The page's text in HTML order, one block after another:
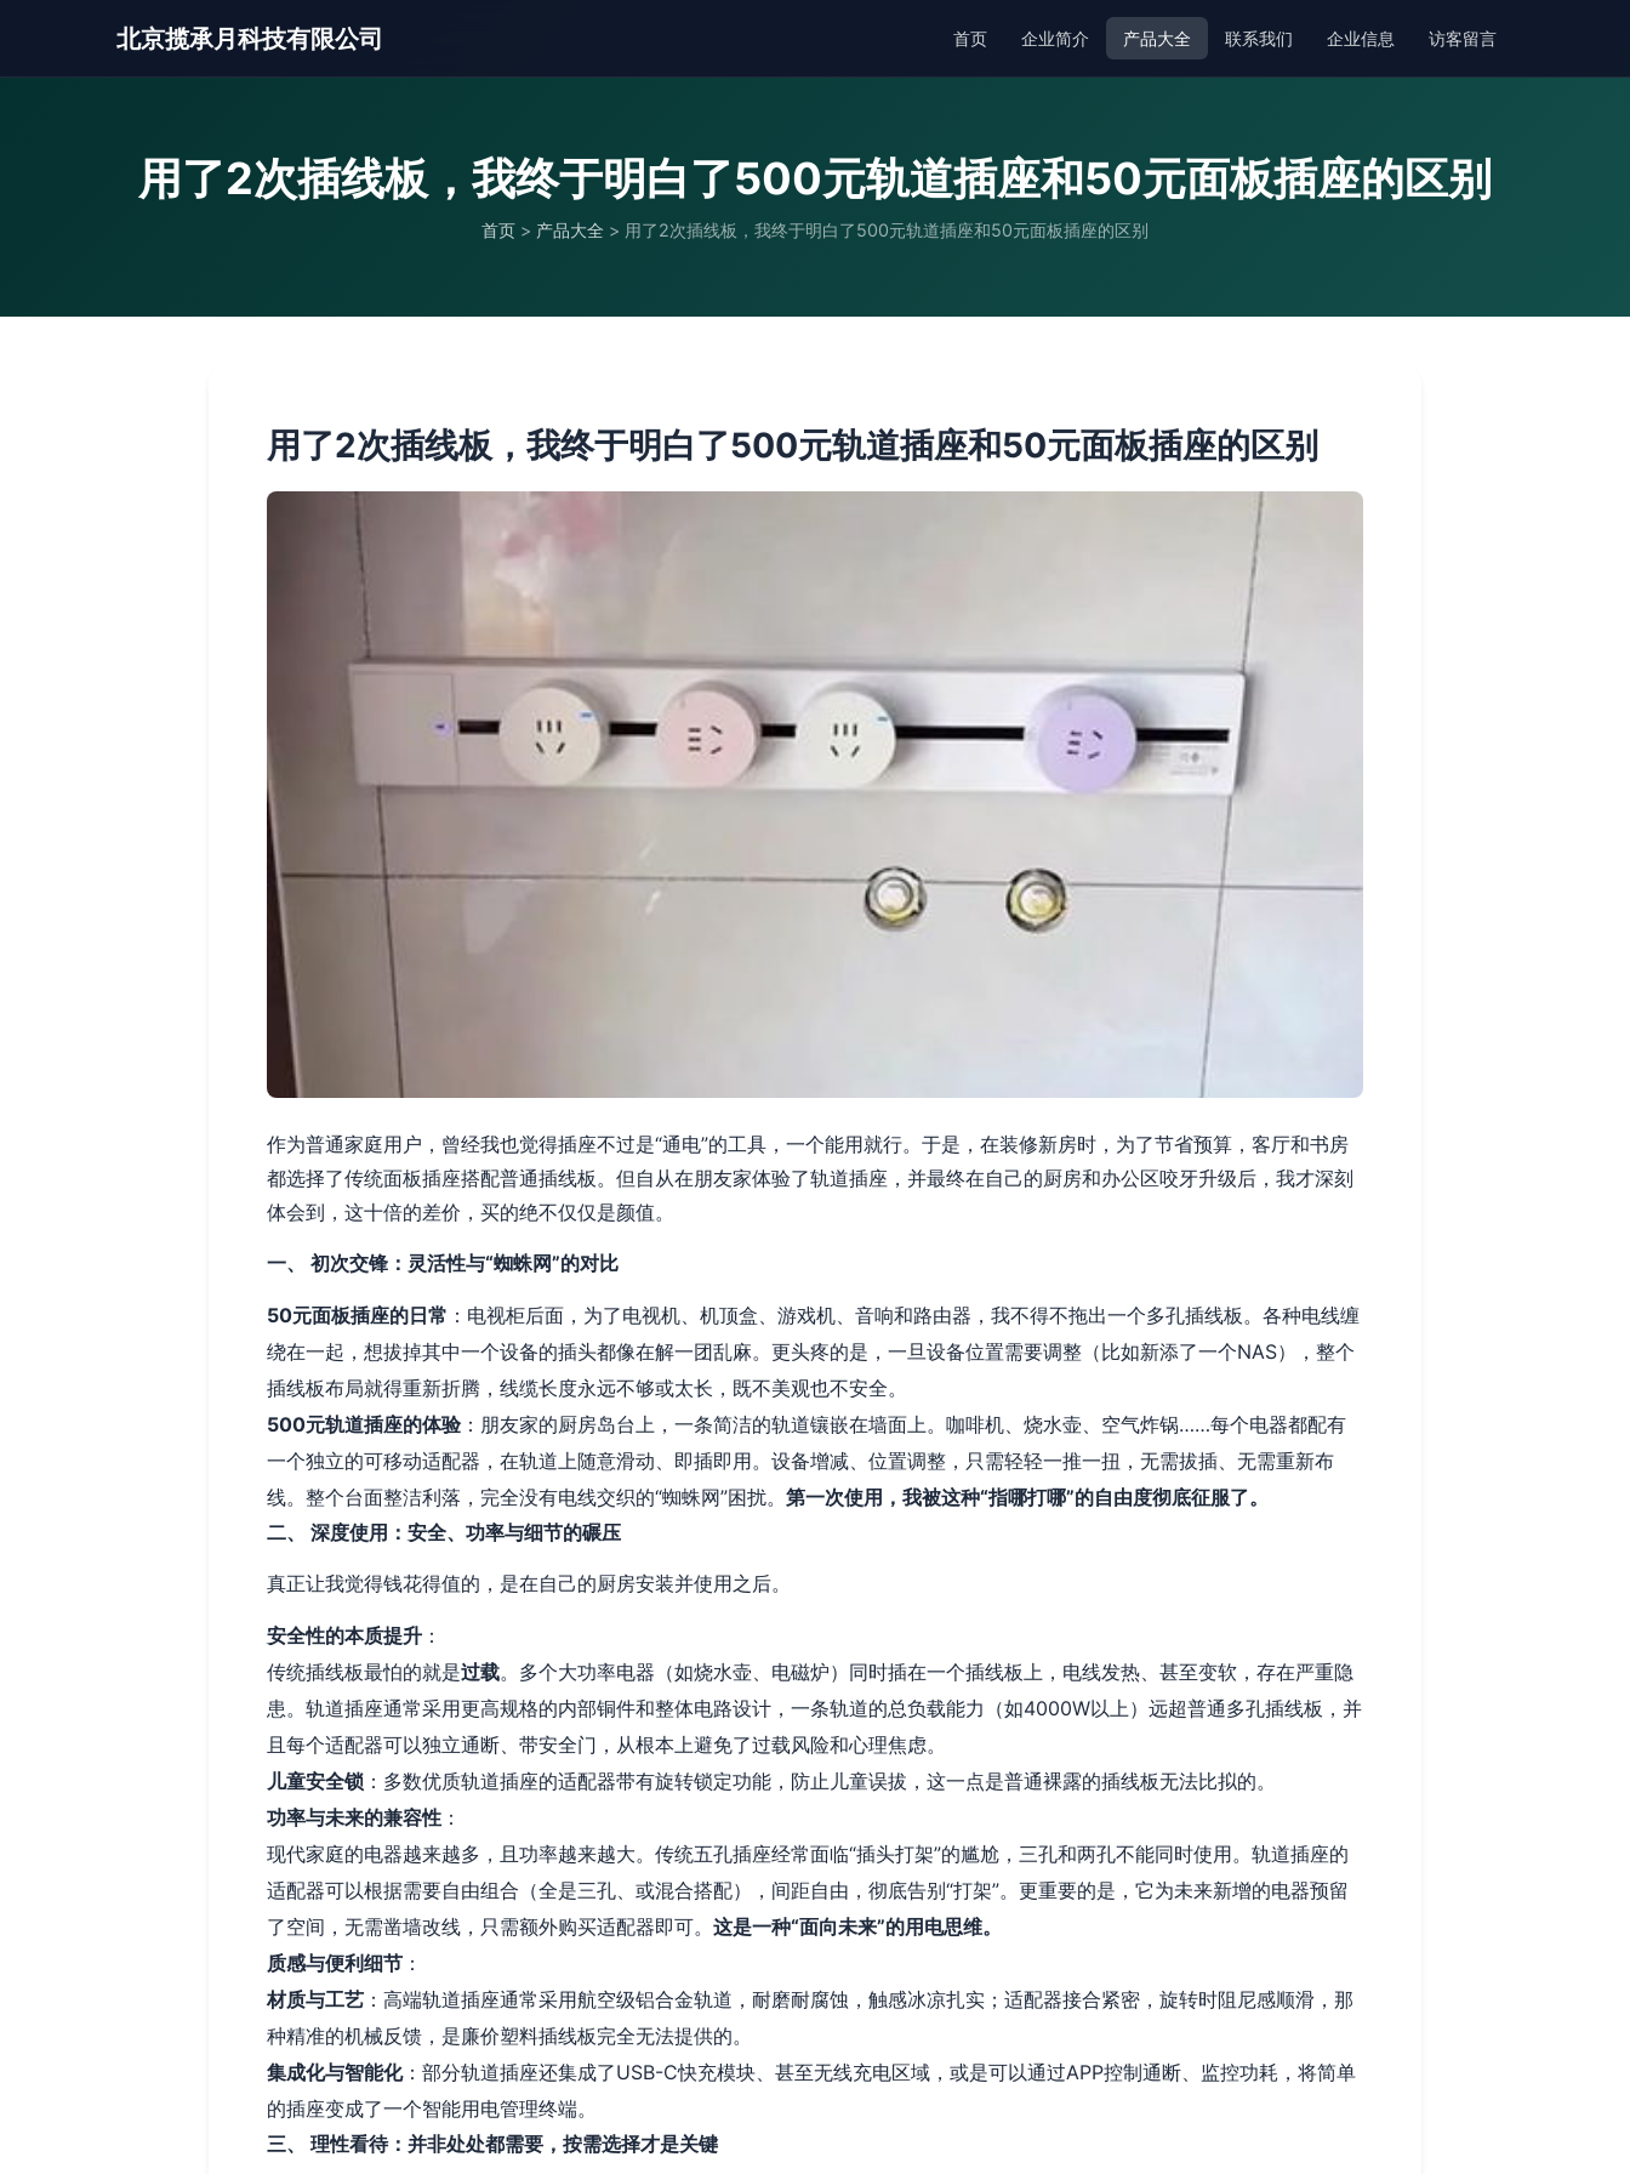
北京揽承月科技有限公司 首页 企业简介 产品大全 联系我们 企业信息 访客留言
用了2次插线板，我终于明白了500元轨道插座和50元面板插座的区别
首页 > 产品大全 > 用了2次插线板，我终于明白了500元轨道插座和50元面板插座的区别
用了2次插线板，我终于明白了500元轨道插座和50元面板插座的区别
作为普通家庭用户，曾经我也觉得插座不过是“通电”的工具，一个能用就行。于是，在装修新房时，为了节省预算，客厅和书房
都选择了传统面板插座搭配普通插线板。但自从在朋友家体验了轨道插座，并最终在自己的厨房和办公区咬牙升级后，我才深刻
体会到，这十倍的差价，买的绝不仅仅是颜值。
一、 初次交锋：灵活性与“蜘蛛网”的对比
50元面板插座的日常 ：电视柜后面，为了电视机、机顶盒、游戏机、音响和路由器，我不得不拖出一个多孔插线板。各种电线缠
绕在一起，想拔掉其中一个设备的插头都像在解一团乱麻。更头疼的是，一旦设备位置需要调整（比如新添了一个NAS），整个
插线板布局就得重新折腾，线缆长度永远不够或太长，既不美观也不安全。
500元轨道插座的体验：朋友家的厨房岛台上，一条简洁的轨道镶嵌在墙面上。咖啡机、烧水壶、空气炸锅……每个电器都配有
一个独立的可移动适配器，在轨道上随意滑动、即插即用。设备增减、位置调整，只需轻轻一推一扭，无需拔插、无需重新布
线。整个台面整洁利落，完全没有电线交织的“蜘蛛网”困扰。 第一次使用，我被这种“指哪打哪”的自由度彻底征服了。
二、 深度使用：安全、功率与细节的碾压
真正让我觉得钱花得值的，是在自己的厨房安装并使用之后。
安全性的本质提升 ：
传统插线板最怕的就是过载。多个大功率电器（如烧水壶、电磁炉）同时插在一个插线板上，电线发热、甚至变软，存在严重隐
患。轨道插座通常采用更高规格的内部铜件和整体电路设计，一条轨道的总负载能力（如4000W以上）远超普通多孔插线板，并
且每个适配器可以独立通断、带安全门，从根本上避免了过载风险和心理焦虑。
儿童安全锁 ：多数优质轨道插座的适配器带有旋转锁定功能，防止儿童误拔，这一点是普通裸露的插线板无法比拟的。
功率与未来的兼容性 ：
现代家庭的电器越来越多，且功率越来越大。传统五孔插座经常面临“插头打架”的尴尬，三孔和两孔不能同时使用。轨道插座的
适配器可以根据需要自由组合（全是三孔、或混合搭配），间距自由，彻底告别“打架”。更重要的是，它为未来新增的电器预留
了空间，无需凿墙改线，只需额外购买适配器即可。 这是一种“面向未来”的用电思维。
质感与便利细节 ：
材质与工艺 ：高端轨道插座通常采用航空级铝合金轨道，耐磨耐腐蚀，触感冰凉扎实；适配器接合紧密，旋转时阻尼感顺滑，那
种精准的机械反馈，是廉价塑料插线板完全无法提供的。
集成化与智能化：部分轨道插座还集成了USB-C快充模块、甚至无线充电区域，或是可以通过APP控制通断、监控功耗，将简单
的插座变成了一个智能用电管理终端。
三、 理性看待：并非处处都需要，按需选择才是关键